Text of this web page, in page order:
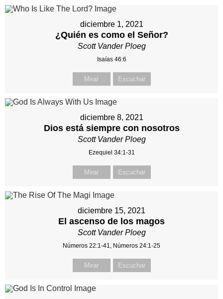
diciembre 1, 2021
¿Quién es como el Señor?
Scott Vander Ploeg
Isaías 46:6
Mirar Escuchar
diciembre 8, 2021
Dios está siempre con nosotros
Scott Vander Ploeg
Ezequiel 34:1-31
Mirar Escuchar
diciembre 15, 2021
El ascenso de los magos
Scott Vander Ploeg
Números 22:1-41, Números 24:1-25
Mirar Escuchar